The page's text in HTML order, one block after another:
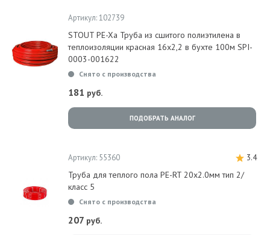
Артикул: 102739
STOUT PE-Xa Труба из сшитого полиэтилена в
теплоизоляции красная 16х2,2 в бухте 100м SPI-
0003-001622
Снято с производства
181 руб.
ПОДОБРАТЬ АНАЛОГ
Артикул: 55360 3.4
Труба для теплого пола PE-RT 20х2.0мм тип 2/
класс 5
Снято с производства
207 руб.